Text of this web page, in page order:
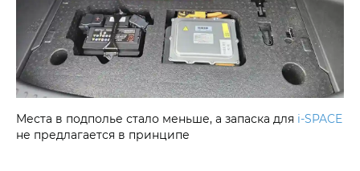
Места в подполье стало меньше, а запаска для i‑SPACE
не предлагается в принципе